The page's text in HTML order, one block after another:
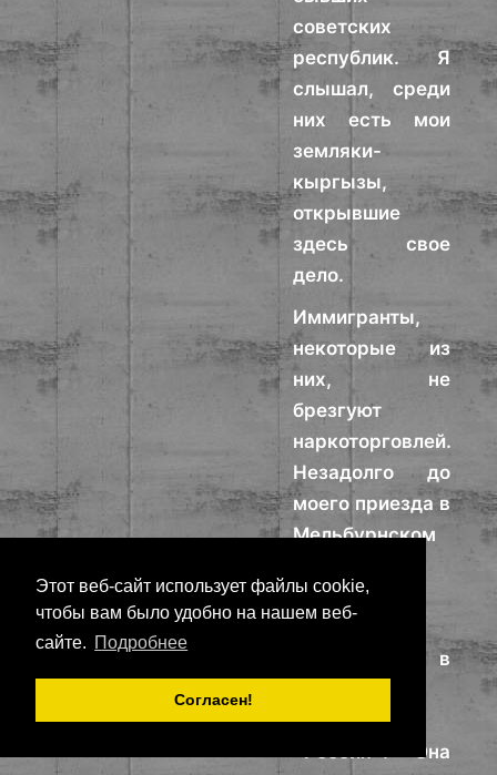
Этот веб-сайт использует файлы cookie,
чтобы вам было удобно на нашем веб-
сайте. Подробнее
Согласен!
советских
республик. Я
слышал, среди
них есть мои
земляки-
кыргызы,
открывшие
здесь свое
дело.
Иммигранты,
некоторые из
них, не
брезгуют
наркоторговлей.
Незадолго до
моего приезда в
Мельбурнском
задержали
популярного в
ресторана
«Россия». Она